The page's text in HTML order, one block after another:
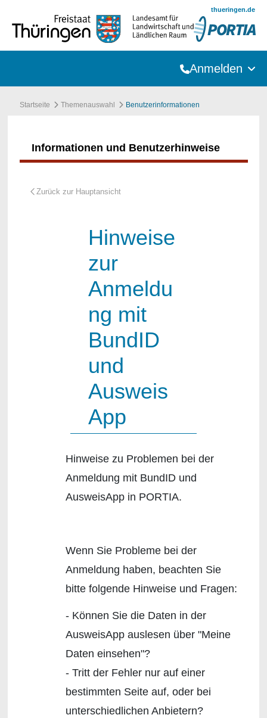
thueringen.de
Anmelden
Startseite Themenauswahl Benutzerinformationen
Informationen und Benutzerhinweise
Hinweise
zur
Anmeldu
ng mit
BundID
und
Ausweis
App
Hinweise zu Problemen bei der
Anmeldung mit BundID und
AusweisApp in PORTIA.
Wenn Sie Probleme bei der
Anmeldung haben, beachten Sie
bitte folgende Hinweise und Fragen:
- Können Sie die Daten in der
AusweisApp auslesen über "Meine
Daten einsehen"?
- Tritt der Fehler nur auf einer
bestimmten Seite auf, oder bei
unterschiedlichen Anbietern?